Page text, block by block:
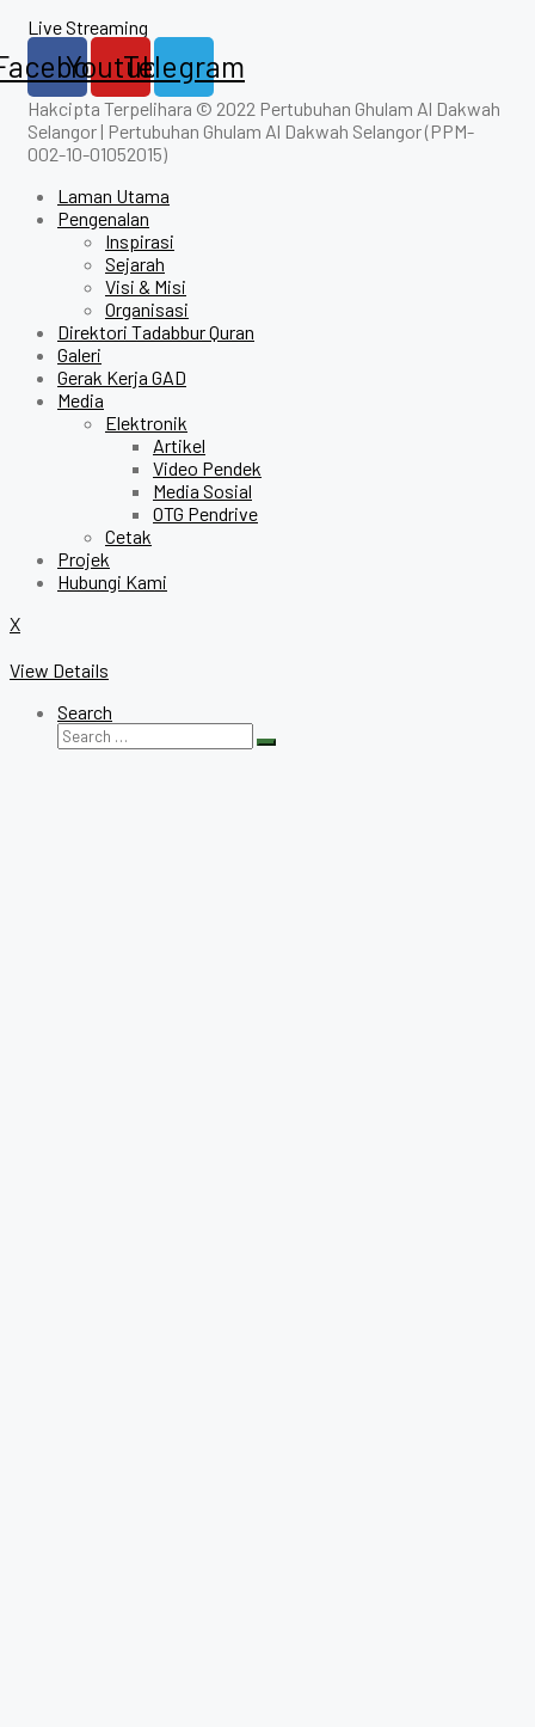
Live Streaming
YoutubeTelegram
Hakcipta Terpelihara © 2022 Pertubuhan Ghulam Al Dakwah
Selangor | Pertubuhan Ghulam Al Dakwah Selangor (PPM-
002-10-01052015)
Laman Utama
Pengenalan
Inspirasi
Sejarah
Visi & Misi
Organisasi
Direktori Tadabbur Quran
Galeri
Gerak Kerja GAD
Media
Elektronik
Artikel
Video Pendek
Media Sosial
OTG Pendrive
Cetak
Projek
Hubungi Kami
X
View Details
Search
Search
for:
Search